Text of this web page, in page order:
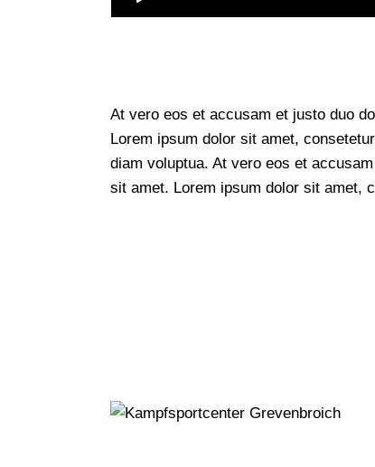
At vero eos et accusam et justo duo
Lorem ipsum dolor sit amet,
diam voluptua. At vero eos et
sit amet. Lorem ipsum dolor sit amet,